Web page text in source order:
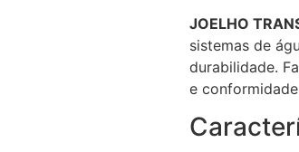
JOELHO
sistemas de
durabilidade.
e